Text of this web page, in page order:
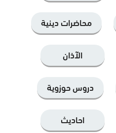
محاضرات دينية
الآذان
دروس حوزوية
احاديث